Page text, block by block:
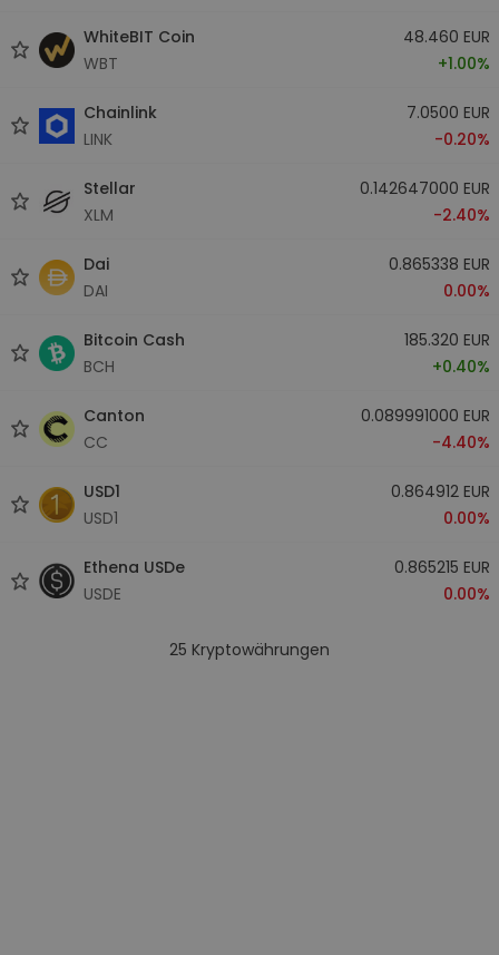
WhiteBIT Coin
WBT
48.460 EUR
+1.00%
Chainlink
LINK
7.0500 EUR
-0.20%
Stellar
XLM
0.142647000 EUR
-2.40%
Dai
DAI
0.865338 EUR
0.00%
Bitcoin Cash
BCH
185.320 EUR
+0.40%
Canton
CC
0.089991000 EUR
-4.40%
USD1
USD1
0.864912 EUR
0.00%
Ethena USDe
USDE
0.865215 EUR
0.00%
25 Kryptowährungen